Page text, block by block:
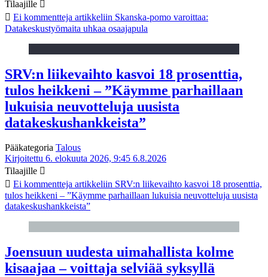
Tilaajille
Ei kommentteja artikkeliin Skanska-pomo varoittaa:
Datakeskustyömaita uhkaa osaajapula
SRV:n liikevaihto kasvoi 18 prosenttia,
tulos heikkeni – ”Käymme parhaillaan
lukuisia neuvotteluja uusista
datakeskushankkeista”
Pääkategoria Talous
Kirjoitettu 6. elokuuta 2026, 9:45 6.8.2026
Tilaajille
Ei kommentteja artikkeliin SRV:n liikevaihto kasvoi 18 prosenttia,
tulos heikkeni – ”Käymme parhaillaan lukuisia neuvotteluja uusista
datakeskushankkeista”
Joensuun uudesta uimahallista kolme
kisaajaa – voittaja selviää syksyllä